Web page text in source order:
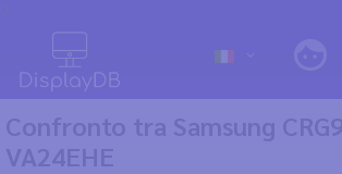
Confronto tra Samsung
VA24EHE